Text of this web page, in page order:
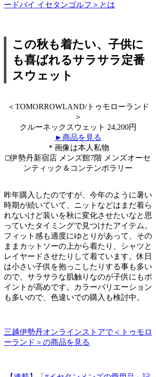
ードバイ イセタンゴルフ＞とは
この秋も着たい、子供に
も喜ばれるサラサラ定番
スウェット
＜TOMORROWLAND/トゥモローランド
＞
クルーネックスウェット 24,200円
►商品を見る
＊画像は本人私物
□伊勢丹新宿店 メンズ館7階 メンズオーセ
ンティック＆コンテンポラリー
昨年購入したのですが、今年のように暑い
時期が続いていて、ニットなどはまだ着ら
れないけど装いを秋に変化させたいなと思
っていたタイミングで見つけたアイテム。
フィット感も適度にゆとりがあって、その
ままカットソーの上から着たり、シャツと
レイヤードさせたりして着ています。休日
は小さい子供を抱っこしたりする事も多い
ので、サラサラな肌触りなのが子供にもポ
イントが高めです。カラーバリエーション
も多いので、色違いでの購入も検討中。
三越伊勢丹オンラインストアで＜トゥモロ
ーランド＞の商品を見る